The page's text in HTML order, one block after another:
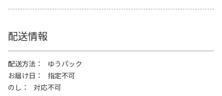
配送情報
配送方法
ゆうパック
お届け日
指定不可
のし
対応不可